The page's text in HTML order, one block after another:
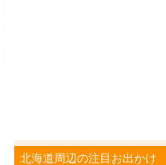
北海道周辺の注目お出かけ